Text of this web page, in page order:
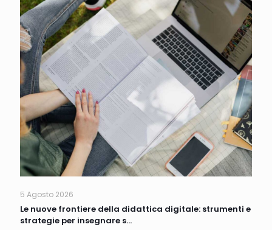
5 Agosto 2026
Le nuove frontiere della didattica digitale: strumenti e
strategie per insegnare s…